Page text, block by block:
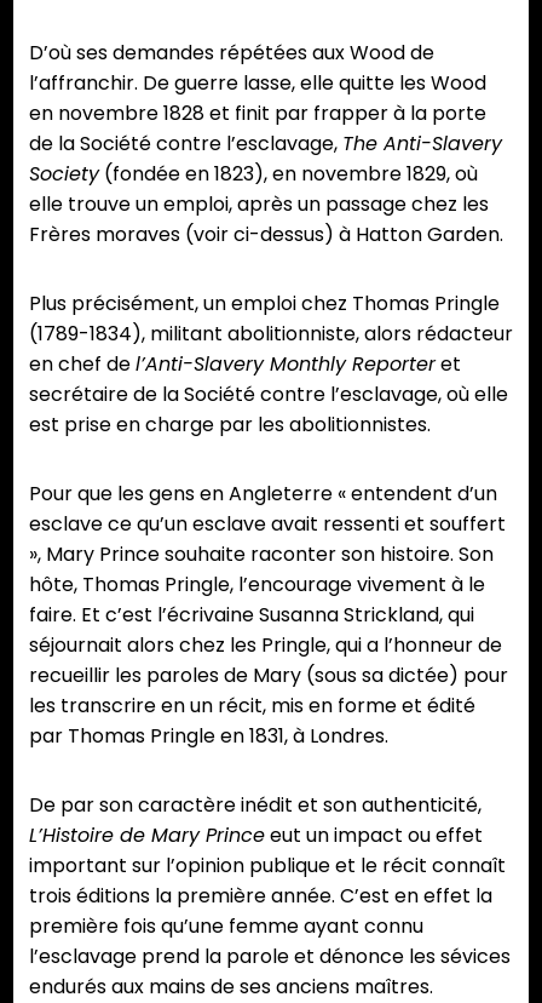
D’où ses demandes répétées aux Wood de
l’affranchir. De guerre lasse, elle quitte les Wood
en novembre 1828 et finit par frapper à la porte
de la Société contre l’esclavage, The Anti-Slavery
Society(fondée en 1823), en novembre 1829, où
elle trouve un emploi, après un passage chez les
Frères moraves (voir ci-dessus) à Hatton Garden.
Plus précisément, un emploi chez Thomas Pringle
(1789-1834), militant abolitionniste, alors rédacteur
en chef del’Anti-Slavery Monthly Reporteret
secrétaire de la Société contre l’esclavage, où elle
est prise en charge par les abolitionnistes.
Pour que les gens en Angleterre « entendent d’un
esclave ce qu’un esclave avait ressenti et souffert
», Mary Prince souhaite raconter son histoire. Son
hôte, Thomas Pringle, l’encourage vivement à le
faire. Et c’est l’écrivaine Susanna Strickland, qui
séjournait alors chez les Pringle, qui a l’honneur de
recueillir les paroles de Mary (sous sa dictée) pour
les transcrire en un récit, mis en forme et édité
par Thomas Pringle en 1831, à Londres.
De par son caractère inédit et son authenticité,
L’Histoire de Mary Princeeut un impact ou effet
important sur l’opinion publique et le récit connaît
trois éditions la première année. C’est en effet la
première fois qu’une femme ayant connu
l’esclavage prend la parole et dénonce les sévices
endurés aux mains de ses anciens maîtres.